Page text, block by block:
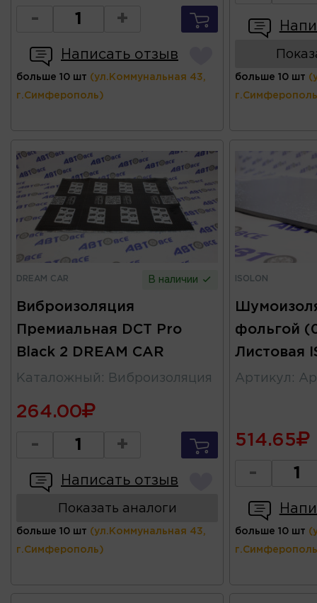
- +
Написать отзыв
больше 10 шт (ул.Коммунальная 43,
г.Симферополь)
больше 10 шт
DREAM CAR В наличии
Виброизоляция
Премиальная DCT Pro
Black 2 DREAM CAR
Каталожный : Виброизоляция
264.00
- +
Написать отзыв
Показать аналоги
больше 10 шт (ул.Коммунальная 43,
г.Симферополь)
ISOLON
фольгой
Листовая
Артикул :
514.65
-
больше 10 шт